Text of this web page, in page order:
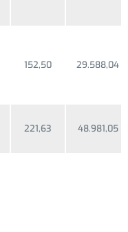
152,50 29.588,04
221,63 48.981,05